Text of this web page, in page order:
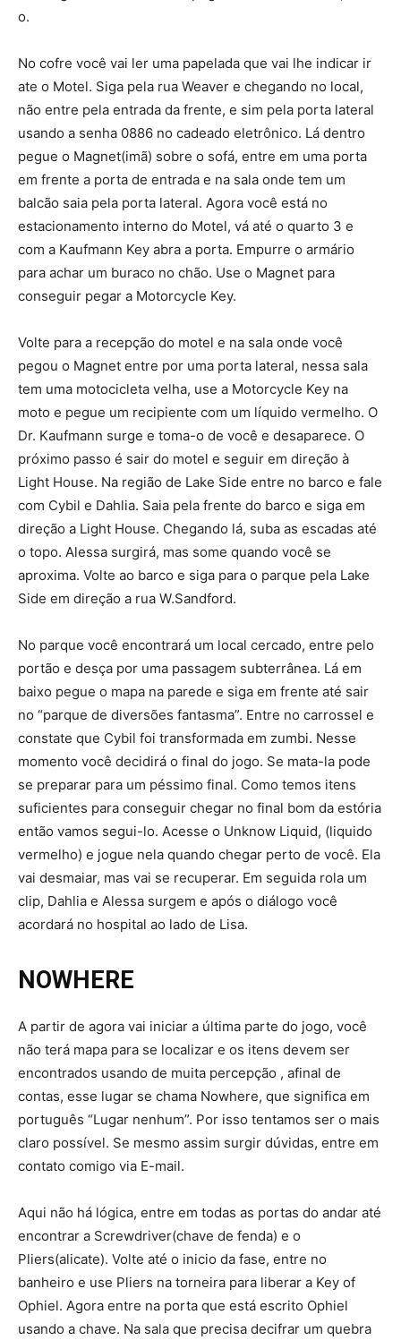
o.
No cofre você vai ler uma papelada que vai lhe indicar ir
ate o Motel. Siga pela rua Weaver e chegando no local,
não entre pela entrada da frente, e sim pela porta lateral
usando a senha 0886 no cadeado eletrônico. Lá dentro
pegue o Magnet(imã) sobre o sofá, entre em uma porta
em frente a porta de entrada e na sala onde tem um
balcão saia pela porta lateral. Agora você está no
estacionamento interno do Motel, vá até o quarto 3 e
com a Kaufmann Key abra a porta. Empurre o armário
para achar um buraco no chão. Use o Magnet para
conseguir pegar a Motorcycle Key.
Volte para a recepção do motel e na sala onde você
pegou o Magnet entre por uma porta lateral, nessa sala
tem uma motocicleta velha, use a Motorcycle Key na
moto e pegue um recipiente com um líquido vermelho. O
Dr. Kaufmann surge e toma-o de você e desaparece. O
próximo passo é sair do motel e seguir em direção à
Light House. Na região de Lake Side entre no barco e fale
com Cybil e Dahlia. Saia pela frente do barco e siga em
direção a Light House. Chegando lá, suba as escadas até
o topo. Alessa surgirá, mas some quando você se
aproxima. Volte ao barco e siga para o parque pela Lake
Side em direção a rua W.Sandford.
No parque você encontrará um local cercado, entre pelo
portão e desça por uma passagem subterrânea. Lá em
baixo pegue o mapa na parede e siga em frente até sair
no “parque de diversões fantasma”. Entre no carrossel e
constate que Cybil foi transformada em zumbi. Nesse
momento você decidirá o final do jogo. Se mata-la pode
se preparar para um péssimo final. Como temos itens
suficientes para conseguir chegar no final bom da estória
então vamos segui-lo. Acesse o Unknow Liquid, (liquido
vermelho) e jogue nela quando chegar perto de você. Ela
vai desmaiar, mas vai se recuperar. Em seguida rola um
clip, Dahlia e Alessa surgem e após o diálogo você
acordará no hospital ao lado de Lisa.
NOWHERE
A partir de agora vai iniciar a última parte do jogo, você
não terá mapa para se localizar e os itens devem ser
encontrados usando de muita percepção , afinal de
contas, esse lugar se chama Nowhere, que significa em
português “Lugar nenhum”. Por isso tentamos ser o mais
claro possível. Se mesmo assim surgir dúvidas, entre em
contato comigo via E-mail.
Aqui não há lógica, entre em todas as portas do andar até
encontrar a Screwdriver(chave de fenda) e o
Pliers(alicate). Volte até o inicio da fase, entre no
banheiro e use Pliers na torneira para liberar a Key of
Ophiel. Agora entre na porta que está escrito Ophiel
usando a chave. Na sala que precisa decifrar um quebra